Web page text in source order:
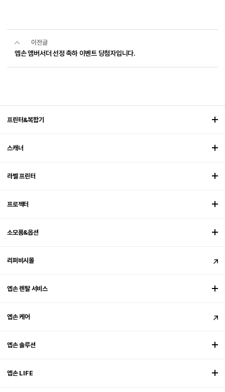
이전글
엡손 앰버서더 선정 축하 이벤트 당첨자입니다.
프린터&복합기
스캐너
라벨 프린터
프로젝터
소모품&옵션
리퍼비시몰
엡손 렌탈 서비스
엡손 케어
엡손 솔루션
엡손 LIFE